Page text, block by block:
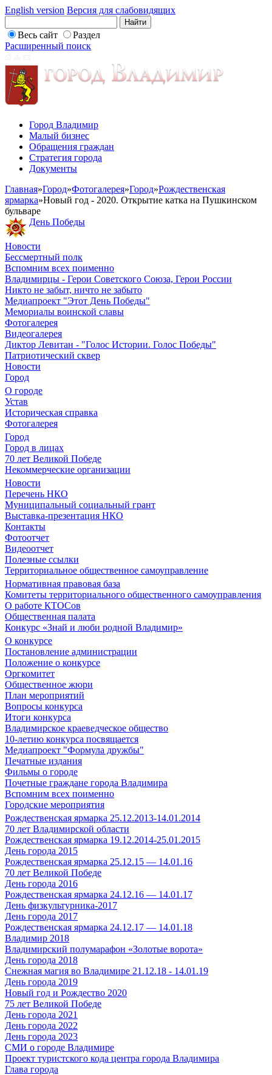
English version Версия для слабовидящих
Весь сайт
Раздел
Расширенный поиск
Город Владимир
Малый бизнес
Обращения граждан
Стратегия города
Документы
Главная»Город»Фотогалерея»Город»Рождественская
ярмарка»Новый год - 2020. Открытие катка на Пушкинском
бульваре
День Победы
Новости
Бессмертный полк
Вспомним всех поименно
Владимирцы - Герои Советского Союза, Герои России
Никто не забыт, ничто не забыто
Медиапроект "Этот День Победы"
Мемориалы воинской славы
Фотогалерея
Видеогалерея
Диктор Левитан - "Голос Истории. Голос Победы"
Патриотический сквер
Новости
Город
О городе
Устав
Историческая справка
Фотогалерея
Город
Город в лицах
70 лет Великой Победе
Некоммерческие организации
Новости
Перечень НКО
Муниципальный социальный грант
Выставка-презентация НКО
Контакты
Фотоотчет
Видеоотчет
Полезные ссылки
Территориальное общественное самоуправление
Нормативная правовая база
Комитеты территориального общественного самоуправления
О работе КТОСов
Общественная палата
Конкурс «Знай и люби родной Владимир»
О конкурсе
Постановление администрации
Положение о конкурсе
Оргкомитет
Общественное жюри
План мероприятий
Вопросы конкурса
Итоги конкурса
Владимирское краеведческое общество
10-летию конкурса посвящается
Медиапроект "Формула дружбы"
Печатные издания
Фильмы о городе
Почетные граждане города Владимира
Вспомним всех поименно
Городские мероприятия
Рождественская ярмарка 25.12.2013-14.01.2014
70 лет Владимирской области
Рождественская ярмарка 19.12.2014-25.01.2015
День города 2015
Рождественская ярмарка 25.12.15 — 14.01.16
70 лет Великой Победе
День города 2016
Рождественская ярмарка 24.12.16 — 14.01.17
День физкультурника-2017
День города 2017
Рождественская ярмарка 24.12.17 — 14.01.18
Владимир 2018
Владимирский полумарафон «Золотые ворота»
День города 2018
Снежная магия во Владимире 21.12.18 - 14.01.19
День города 2019
Новый год и Рождество 2020
75 лет Великой Победе
День города 2021
День города 2022
День города 2023
СМИ о городе Владимире
Проект туристского кода центра города Владимира
Глава города